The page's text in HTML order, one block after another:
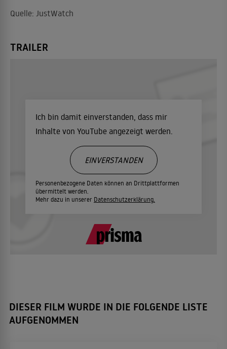
Quelle: JustWatch
TRAILER
Ich bin damit einverstanden, dass mir
Inhalte von YouTube angezeigt werden.
Personenbezogene Daten können an Drittplattformen
übermittelt werden.
Mehr dazu in unserer Datenschutzerklärung.
EINVERSTANDEN
DIESER FILM WURDE IN DIE FOLGENDE LISTE
AUFGENOMMEN